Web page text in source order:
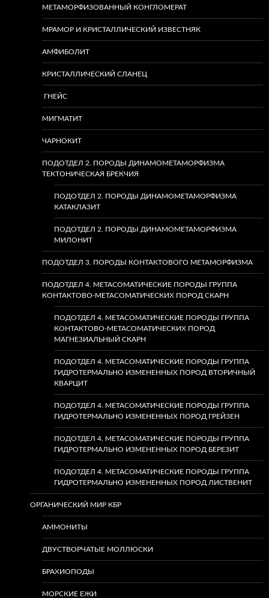
МЕТАМОРФИЗОВАННЫЙ КОНГЛОМЕРАТ
МРАМОР И КРИСТАЛЛИЧЕСКИЙ ИЗВЕСТНЯК
АМФИБОЛИТ
КРИСТАЛЛИЧЕСКИЙ СЛАНЕЦ
ГНЕЙС
МИГМАТИТ
ЧАРНОКИТ
ПОДОТДЕЛ 2. ПОРОДЫ ДИНАМОМЕТАМОРФИЗМА
ТЕКТОНИЧЕСКАЯ БРЕКЧИЯ
ПОДОТДЕЛ 2. ПОРОДЫ ДИНАМОМЕТАМОРФИЗМА
КАТАКЛАЗИТ
ПОДОТДЕЛ 2. ПОРОДЫ ДИНАМОМЕТАМОРФИЗМА
МИЛОНИТ
ПОДОТДЕЛ 3. ПОРОДЫ КОНТАКТОВОГО МЕТАМОРФИЗМА
ПОДОТДЕЛ 4. МЕТАСОМАТИЧЕСКИЕ ПОРОДЫ ГРУППА
КОНТАКТОВО-МЕТАСОМАТИЧЕСКИХ ПОРОД СКАРН
ПОДОТДЕЛ 4. МЕТАСОМАТИЧЕСКИЕ ПОРОДЫ ГРУППА
КОНТАКТОВО-МЕТАСОМАТИЧЕСКИХ ПОРОД
МАГНЕЗИАЛЬНЫЙ СКАРН
ПОДОТДЕЛ 4. МЕТАСОМАТИЧЕСКИЕ ПОРОДЫ ГРУППА
ГИДРОТЕРМАЛЬНО ИЗМЕНЕННЫХ ПОРОД ВТОРИЧНЫЙ
КВАРЦИТ
ПОДОТДЕЛ 4. МЕТАСОМАТИЧЕСКИЕ ПОРОДЫ ГРУППА
ГИДРОТЕРМАЛЬНО ИЗМЕНЕННЫХ ПОРОД ГРЕЙЗЕН
ПОДОТДЕЛ 4. МЕТАСОМАТИЧЕСКИЕ ПОРОДЫ ГРУППА
ГИДРОТЕРМАЛЬНО ИЗМЕНЕННЫХ ПОРОД БЕРЕЗИТ
ПОДОТДЕЛ 4. МЕТАСОМАТИЧЕСКИЕ ПОРОДЫ ГРУППА
ГИДРОТЕРМАЛЬНО ИЗМЕНЕННЫХ ПОРОД ЛИСТВЕНИТ
ОРГАНИЧЕСКИЙ МИР КБР
АММОНИТЫ
ДВУСТВОРЧАТЫЕ МОЛЛЮСКИ
БРАХИОПОДЫ
МОРСКИЕ ЕЖИ